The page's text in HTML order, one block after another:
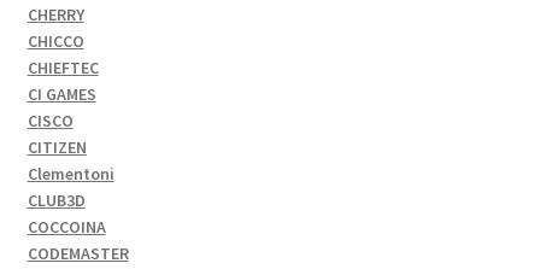
CHERRY
CHICCO
CHIEFTEC
CI GAMES
CISCO
CITIZEN
Clementoni
CLUB3D
COCCOINA
CODEMASTER